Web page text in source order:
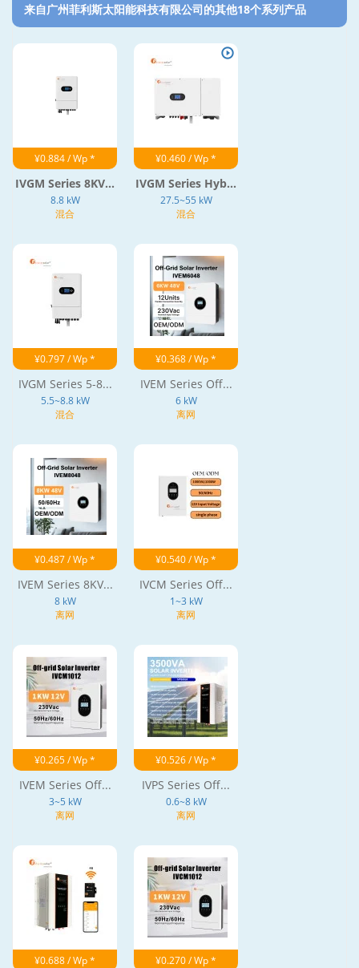
来自广州菲利斯太阳能科技有限公司的其他18个系列产品‎
¥0.884 / Wp *
IVGM Series 8KV...
8.8 kW
混合
¥0.460 / Wp *
IVGM Series Hyb...
27.5~55 kW
混合
¥0.797 / Wp *
IVGM Series 5-8...
5.5~8.8 kW
混合
¥0.368 / Wp *
IVEM Series Off...
6 kW
离网
¥0.487 / Wp *
IVEM Series 8KV...
8 kW
离网
¥0.540 / Wp *
IVCM Series Off...
1~3 kW
离网
¥0.265 / Wp *
IVEM Series Off...
3~5 kW
离网
¥0.526 / Wp *
IVPS Series Off...
0.6~8 kW
离网
¥0.688 / Wp * ¥0.270 / Wp *